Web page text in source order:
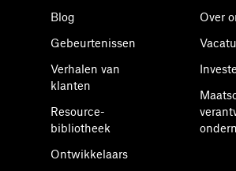
Blog
Gebeurtenissen
Verhalen van
klanten
Resource-
bibliotheek
Ontwikkelaars
Over